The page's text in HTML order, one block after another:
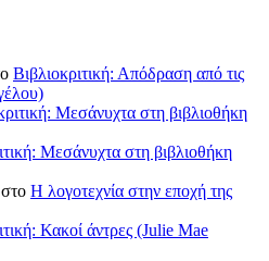
Βιβλιοκριτική: Απόδραση από τις
Μεσάνυχτα στη βιβλιοθήκη
Μεσάνυχτα στη βιβλιοθήκη
στο Η λογοτεχνία στην εποχή της
Κακοί άντρες (Julie Mae